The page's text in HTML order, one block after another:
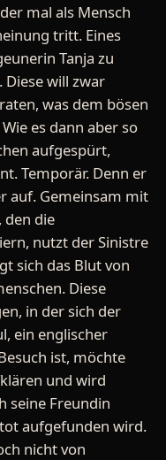
mal als Mensch
tritt. Eines
Tanja zu
will zwar
was dem bösen
es dann aber so
aufgespürt,
Temporär. Denn er
auf. Gemeinsam mit
den die
nutzt der Sinistre
sich das Blut von
Diese
in der sich der
ein englischer
ist, möchte
und wird
seine Freundin
aufgefunden wird.
nicht von